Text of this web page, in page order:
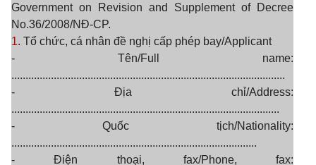
Government on Revision and Supplement of Decree
No.36/2008/NĐ-CP.
1. Tổ chức, cá nhân đề nghị cấp phép bay/Applicant
- Tên/Full name:
.................................................................................................
- Địa chỉ/Address:
...............................................................................................
- Quốc tịch/Nationality:
.......................................................................................
- Điện thoại, fax/Phone, fax: